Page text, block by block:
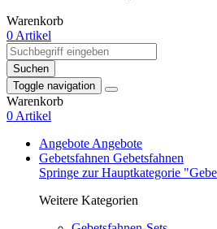
Warenkorb
0 Artikel
Suchen
Toggle navigation
Warenkorb
0 Artikel
Angebote Angebote
Gebetsfahnen Gebetsfahnen
Springe zur Hauptkategorie
Weitere Kategorien